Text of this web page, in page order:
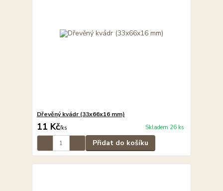
Dřevěný kvádr (33x66x16 mm)
11 Kč/ks Skladem 26 ks
Přidat do košíku